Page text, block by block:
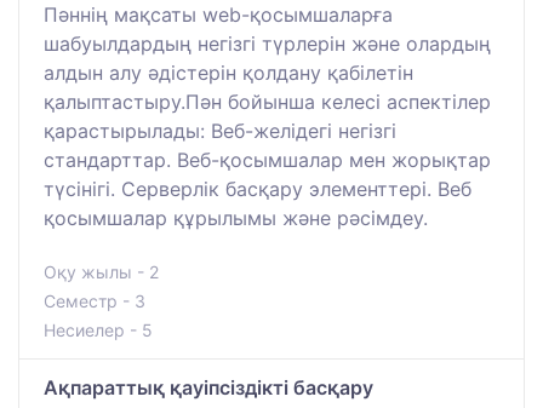
Пәннің мақсаты web-қосымшаларға
шабуылдардың негізгі түрлерін және олардың
алдын алу әдістерін қолдану қабілетін
қалыптастыру.Пән бойынша келесі аспектілер
қарастырылады: Веб-желідегі негізгі
стандарттар. Веб-қосымшалар мен жорықтар
түсінігі. Серверлік басқару элементтері. Веб
қосымшалар құрылымы және рәсімдеу.
Оқу жылы - 2
Семестр - 3
Несиелер - 5
Ақпараттық қауіпсіздікті басқару